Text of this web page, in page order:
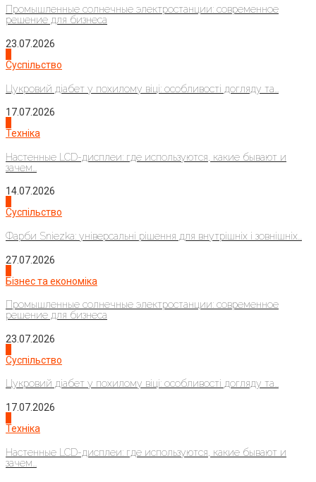
Промышленные солнечные электростанции: современное
решение для бизнеса
23.07.2026
Суспільство
Цукровий діабет у похилому віці: особливості догляду та...
17.07.2026
Техніка
Настенные LCD-дисплеи: где используются, какие бывают и
зачем...
14.07.2026
Суспільство
Фарби Sniezka: універсальні рішення для внутрішніх і зовнішніх...
27.07.2026
Бізнес та економіка
Промышленные солнечные электростанции: современное
решение для бизнеса
23.07.2026
Суспільство
Цукровий діабет у похилому віці: особливості догляду та...
17.07.2026
Техніка
Настенные LCD-дисплеи: где используются, какие бывают и
зачем...